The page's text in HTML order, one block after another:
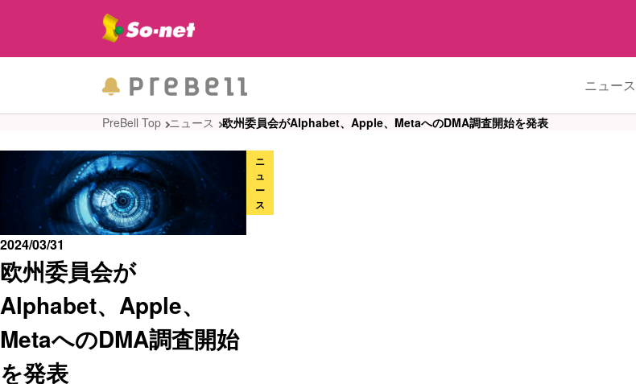
ニュース
PreBell Top ニュース 欧州委員会がAlphabet、Apple、MetaへのDMA調査開始を発表
ニ
ュ
ー
ス
欧州委員会が
Alphabet、Apple、
MetaへのDMA調査開始
を発表
2024/03/31